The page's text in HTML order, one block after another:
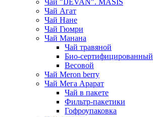
Чай "IJEVAN". MASIS
Чай Агат
Чай Нане
Чай Гюмри
Чай Манана
Чай травяной
Био-сертифицированный
Весовой
Чай Meron berry
Чай Мега Арарат
Чай в пакете
Фильтр-пакетики
Гофроупаковка